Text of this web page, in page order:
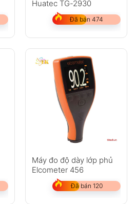
Huatec TG-2930
Đã bán 474
Máy đo độ dày lớp phủ
Elcometer 456
Đã bán 120